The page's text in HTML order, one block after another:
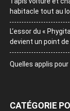
habitacle tout au
L’essor du «
devient un point
Quelles applis
CATÉGORIE